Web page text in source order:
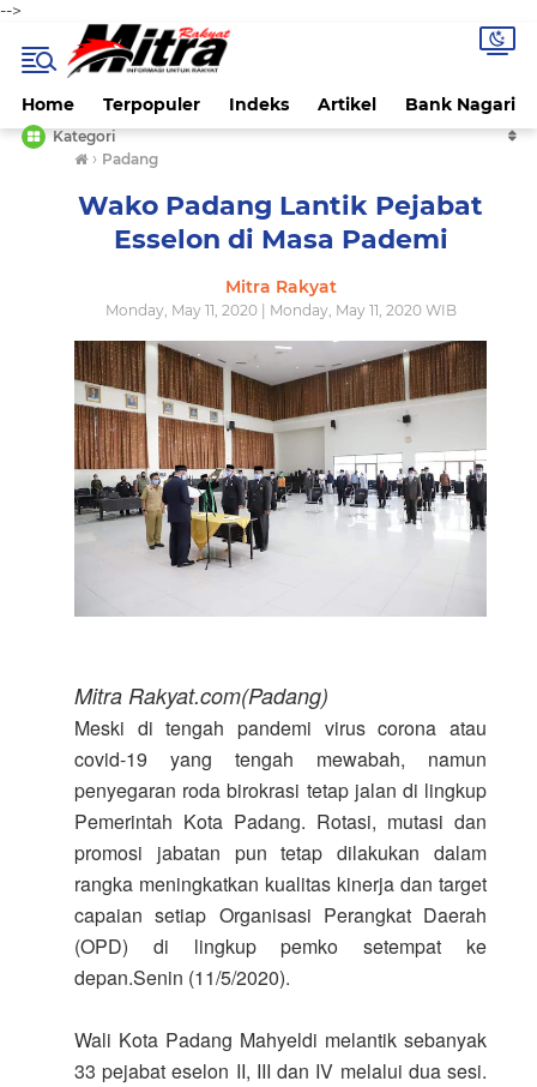
-->
Home Terpopuler Indeks Artikel Bank Nagari
Kategori
› Padang
Wako Padang Lantik Pejabat
Esselon di Masa Pademi
Mitra Rakyat
Monday, May 11, 2020 | Monday, May 11, 2020 WIB
Mitra Rakyat.com(Padang)
Meski di tengah pandemi virus corona atau
covid-19 yang tengah mewabah, namun
penyegaran roda birokrasi tetap jalan di lingkup
Pemerintah Kota Padang. Rotasi, mutasi dan
promosi jabatan pun tetap dilakukan dalam
rangka meningkatkan kualitas kinerja dan target
capaian setiap Organisasi Perangkat Daerah
(OPD) di lingkup pemko setempat ke
depan.Senin (11/5/2020).
Wali Kota Padang Mahyeldi melantik sebanyak
33 pejabat eselon II, III dan IV melalui dua sesi.